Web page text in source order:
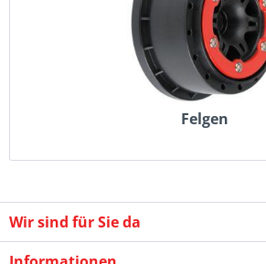
Felgen
Wir sind für Sie da